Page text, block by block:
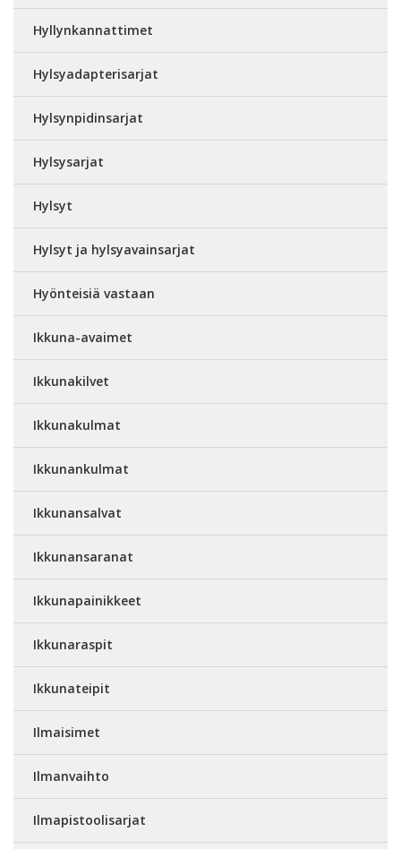
Hyllynkannattimet
Hylsyadapterisarjat
Hylsynpidinsarjat
Hylsysarjat
Hylsyt
Hylsyt ja hylsyavainsarjat
Hyönteisiä vastaan
Ikkuna-avaimet
Ikkunakilvet
Ikkunakulmat
Ikkunankulmat
Ikkunansalvat
Ikkunansaranat
Ikkunapainikkeet
Ikkunaraspit
Ikkunateipit
Ilmaisimet
Ilmanvaihto
Ilmapistoolisarjat